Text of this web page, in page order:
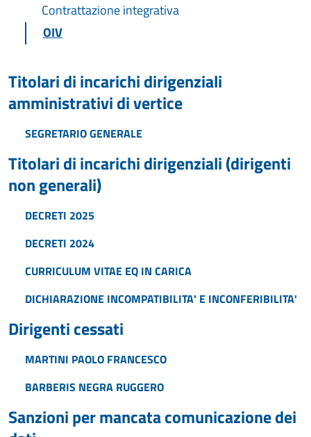
Contrattazione integrativa
OIV
Titolari di incarichi dirigenziali
amministrativi di vertice
SEGRETARIO GENERALE
Titolari di incarichi dirigenziali (dirigenti
non generali)
DECRETI 2025
DECRETI 2024
CURRICULUM VITAE EQ IN CARICA
DICHIARAZIONE INCOMPATIBILITA' E INCONFERIBILITA'
Dirigenti cessati
MARTINI PAOLO FRANCESCO
BARBERIS NEGRA RUGGERO
Sanzioni per mancata comunicazione dei